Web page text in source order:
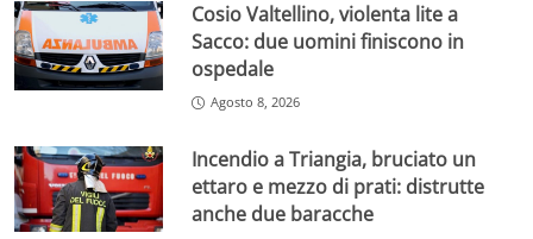
Cosio Valtellino, violenta lite a
Sacco: due uomini finiscono in
ospedale
Agosto 8, 2026
Incendio a Triangia, bruciato un
ettaro e mezzo di prati: distrutte
anche due baracche